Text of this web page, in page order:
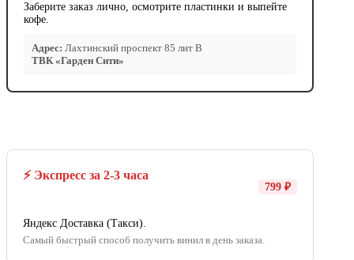
Заберите заказ лично, осмотрите пластинки и выпейте
кофе.
Адрес: Лахтинский проспект 85 лит В
ТВК «Гарден Сити»
⚡ Экспресс за 2-3 часа
799 ₽
Яндекс Доставка (Такси).
Самый быстрый способ получить винил в день заказа.